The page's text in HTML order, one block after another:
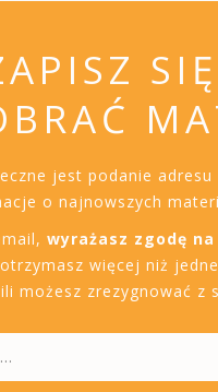
jest podanie
o najnowszych
wyrażasz zgodę
więcej niż
możesz zrezygnować z